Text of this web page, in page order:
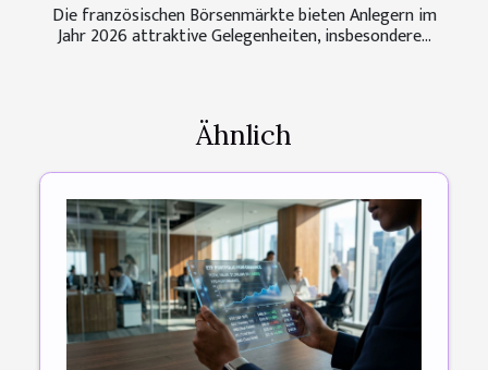
Die französischen Börsenmärkte bieten Anlegern im
Jahr 2026 attraktive Gelegenheiten, insbesondere...
Ähnlich